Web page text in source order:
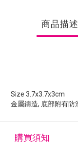
商品描述
Size 3.7x3.7x3cm
金屬鑄造, 底部附有防
購買須知